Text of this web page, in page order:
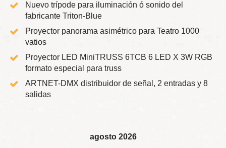
Nuevo trípode para iluminación ó sonido del
fabricante Triton-Blue
Proyector panorama asimétrico para Teatro 1000
vatios
Proyector LED MiniTRUSS 6TCB 6 LED X 3W RGB
formato especial para truss
ARTNET-DMX distribuidor de señal, 2 entradas y 8
salidas
agosto 2026